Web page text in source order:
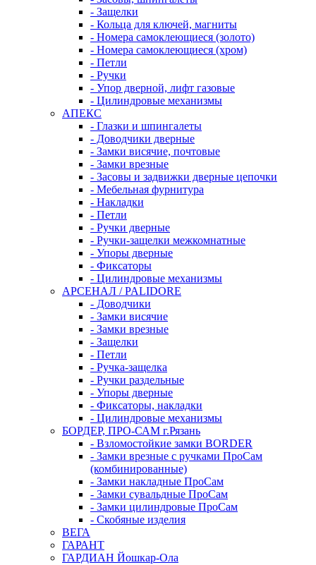
- Защелки
- Кольца для ключей, магниты
- Номера самоклеющиеся (золото)
- Номера самоклеющиеся (хром)
- Петли
- Ручки
- Упор дверной, лифт газовые
- Цилиндровые механизмы
АПЕКС
- Глазки и шпингалеты
- Доводчики дверные
- Замки висячие, почтовые
- Замки врезные
- Засовы и задвижки дверные цепочки
- Мебельная фурнитура
- Накладки
- Петли
- Ручки дверные
- Ручки-защелки межкомнатные
- Упоры дверные
- Фиксаторы
- Цилиндровые механизмы
АРСЕНАЛ / PALIDORE
- Доводчики
- Замки висячие
- Замки врезные
- Защелки
- Петли
- Ручка-защелка
- Ручки раздельные
- Упоры дверные
- Фиксаторы, накладки
- Цилиндровые механизмы
БОРДЕР, ПРО-САМ г.Рязань
- Взломостойкие замки BORDER
- Замки врезные с ручками ПроСам
(комбинированные)
- Замки накладные ПроСам
- Замки сувальдные ПроСам
- Замки цилиндровые ПроСам
- Скобяные изделия
ВЕГА
ГАРАНТ
ГАРДИАН Йошкар-Ола